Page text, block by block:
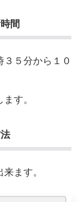
間
５分から１０
す。
ます。